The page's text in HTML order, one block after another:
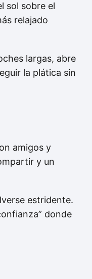
sol sobre el
relajado
largas, abre
la plática sin
amigos y
y un
estridente.
donde